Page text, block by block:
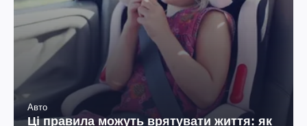
Авто
Ці правила можуть врятувати життя: як